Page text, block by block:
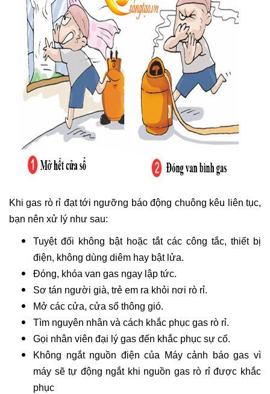
Khi gas rò rỉ đạt tới ngưỡng báo động chuông kêu liên tục,
bạn nên xử lý như sau:
Tuyệt đối không bật hoặc tắt các công tắc, thiết bị
điện, không dùng diêm hay bật lửa.
Đóng, khóa van gas ngay lập tức.
Sơ tán người già, trẻ em ra khỏi nơi rò rỉ.
Mở các cửa, cửa sổ thông gió.
Tìm nguyên nhân và cách khắc phục gas rò rỉ.
Gọi nhân viên đại lý gas đến khắc phục sự cố.
Không ngắt nguồn điện của Máy cảnh báo gas vì
máy sẽ tự động ngắt khi nguồn gas rò rỉ được khắc
phục